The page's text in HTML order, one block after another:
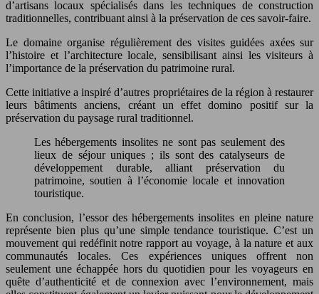
d’artisans locaux spécialisés dans les techniques de construction
traditionnelles, contribuant ainsi à la préservation de ces savoir-faire.
Le domaine organise régulièrement des visites guidées axées sur
l’histoire et l’architecture locale, sensibilisant ainsi les visiteurs à
l’importance de la préservation du patrimoine rural.
Cette initiative a inspiré d’autres propriétaires de la région à restaurer
leurs bâtiments anciens, créant un effet domino positif sur la
préservation du paysage rural traditionnel.
Les hébergements insolites ne sont pas seulement des
lieux de séjour uniques ; ils sont des catalyseurs de
développement durable, alliant préservation du
patrimoine, soutien à l’économie locale et innovation
touristique.
En conclusion, l’essor des hébergements insolites en pleine nature
représente bien plus qu’une simple tendance touristique. C’est un
mouvement qui redéfinit notre rapport au voyage, à la nature et aux
communautés locales. Ces expériences uniques offrent non
seulement une échappée hors du quotidien pour les voyageurs en
quête d’authenticité et de connexion avec l’environnement, mais